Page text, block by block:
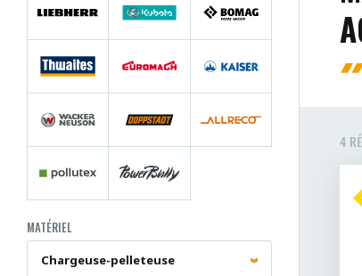
MATÉRIEL
4